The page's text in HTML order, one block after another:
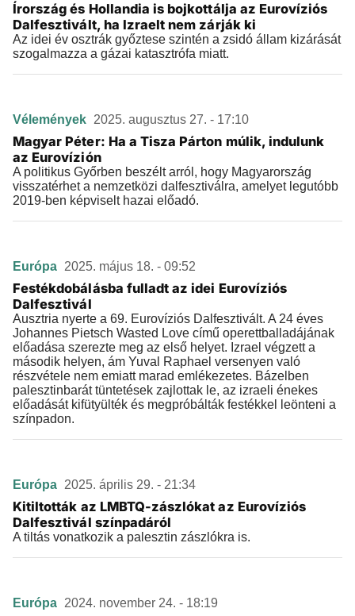
Írország és Hollandia is bojkottálja az Eurovíziós
Dalfesztivált, ha Izraelt nem zárják ki
Az idei év osztrák győztese szintén a zsidó állam kizárását
szogalmazza a gázai katasztrófa miatt.
Vélemények 2025. augusztus 27. - 17:10
Magyar Péter: Ha a Tisza Párton múlik, indulunk
az Eurovízión
A politikus Győrben beszélt arról, hogy Magyarország
visszatérhet a nemzetközi dalfesztiválra, amelyet legutóbb
2019-ben képviselt hazai előadó.
Európa 2025. május 18. - 09:52
Festékdobálásba fulladt az idei Eurovíziós
Dalfesztivál
Ausztria nyerte a 69. Eurovíziós Dalfesztivált. A 24 éves
Johannes Pietsch Wasted Love című operettballadájának
előadása szerezte meg az első helyet. Izrael végzett a
második helyen, ám Yuval Raphael versenyen való
részvétele nem emiatt marad emlékezetes. Bázelben
palesztinbarát tüntetések zajlottak le, az izraeli énekes
előadását kifütyülték és megpróbálták festékkel leönteni a
színpadon.
Európa 2025. április 29. - 21:34
Kitiltották az LMBTQ-zászlókat az Eurovíziós
Dalfesztivál színpadáról
A tiltás vonatkozik a palesztin zászlókra is.
Európa 2024. november 24. - 18:19